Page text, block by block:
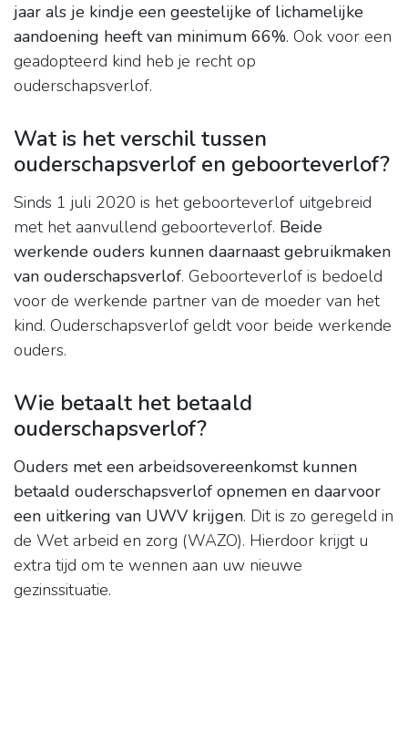
jaar als je kindje een geestelijke of lichamelijke
aandoening heeft van minimum 66%. Ook voor een
geadopteerd kind heb je recht op
ouderschapsverlof.
Wat is het verschil tussen
ouderschapsverlof en geboorteverlof?
Sinds 1 juli 2020 is het geboorteverlof uitgebreid
met het aanvullend geboorteverlof. Beide
werkende ouders kunnen daarnaast gebruikmaken
van ouderschapsverlof. Geboorteverlof is bedoeld
voor de werkende partner van de moeder van het
kind. Ouderschapsverlof geldt voor beide werkende
ouders.
Wie betaalt het betaald
ouderschapsverlof?
Ouders met een arbeidsovereenkomst kunnen
betaald ouderschapsverlof opnemen en daarvoor
een uitkering van UWV krijgen. Dit is zo geregeld in
de Wet arbeid en zorg (WAZO). Hierdoor krijgt u
extra tijd om te wennen aan uw nieuwe
gezinssituatie.